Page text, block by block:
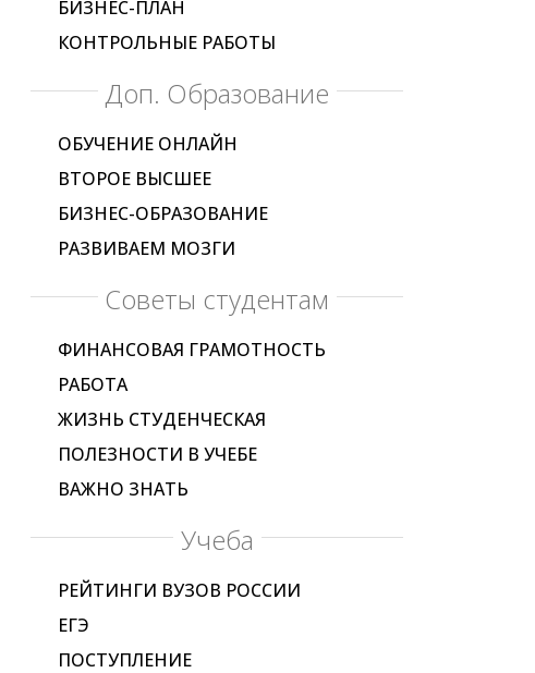
БИЗНЕС-ПЛАН
КОНТРОЛЬНЫЕ РАБОТЫ
Доп. Образование
ОБУЧЕНИЕ ОНЛАЙН
ВТОРОЕ ВЫСШЕЕ
БИЗНЕС-ОБРАЗОВАНИЕ
РАЗВИВАЕМ МОЗГИ
Советы студентам
ФИНАНСОВАЯ ГРАМОТНОСТЬ
РАБОТА
ЖИЗНЬ СТУДЕНЧЕСКАЯ
ПОЛЕЗНОСТИ В УЧЕБЕ
ВАЖНО ЗНАТЬ
Учеба
РЕЙТИНГИ ВУЗОВ РОССИИ
ЕГЭ
ПОСТУПЛЕНИЕ